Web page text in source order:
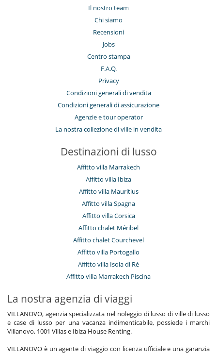
Il nostro team
Chi siamo
Recensioni
Jobs
Centro stampa
F.A.Q.
Privacy
Condizioni generali di vendita
Condizioni generali di assicurazione
Agenzie e tour operator
La nostra collezione di ville in vendita
Destinazioni di lusso
Affitto villa Marrakech
Affitto villa Ibiza
Affitto villa Mauritius
Affitto villa Spagna
Affitto villa Corsica
Affitto chalet Méribel
Affitto chalet Courchevel
Affitto villa Portogallo
Affitto villa Isola di Ré
Affitto villa Marrakech Piscina
La nostra agenzia di viaggi
VILLANOVO, agenzia specializzata nel noleggio di lusso di ville di lusso
e case di lusso per una vacanza indimenticabile, possiede i marchi
Villanovo, 1001 Villas e Ibiza House Renting.
VILLANOVO è un agente di viaggio con licenza ufficiale e una garanzia